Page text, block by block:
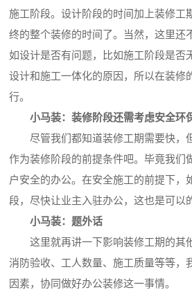
施工阶段。设计阶段的时间加上装修工
终的整个装修的时间了。当然，这里还
如设计是否有问题，比如施工阶段是否
设计和施工一体化的原因，所以在装修
行。
小马装：装修阶段还需考虑安全环
尽管我们都知道装修工期需要快，
作为装修阶段的前提条件吧。毕竟我们
户安全的办公。在安全施工的前提下，
段，尽快让业主入驻办公，这也是可以
小马装：题外话
这里就再讲一下影响装修工期的其他
消防验收、工人数量、施工质量等等，
因素，协同做好办公装修这一事情。